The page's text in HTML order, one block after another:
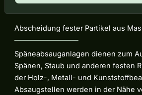
Abscheidung fester Partikel aus
Späneabsauganlagen dienen zum
Spänen, Staub und anderen festen
der Holz-, Metall- und
Absaugstellen werden in der Nähe
i
l
u